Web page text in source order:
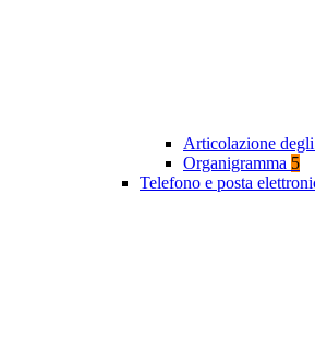
Articolazione
Organigramma 5
Telefono e posta